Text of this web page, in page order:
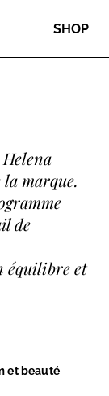
SHOP
marque.
de
équilibre et
et beauté